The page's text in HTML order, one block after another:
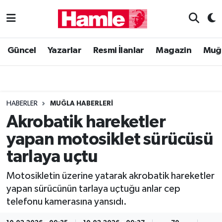
Güncel Yazarlar Resmi İlanlar Magazin
HABERLER MUĞLA HABERLERI
Akrobatik hareketler
yapan motosiklet sürücüsü
tarlaya uçtu
Motosikletin üzerine yatarak akrobatik hareketler
yapan sürücünün tarlaya uçtuğu anlar cep
telefonu kamerasına yansıdı.
Güncel
Magazin
Muğla Haber
Siyaset
Muğla Nöbetçi Eczaneler
Muğla Trafik Yoğunluk Haritası
Süper Lig Puan Durumu ve Fikstür
Tüm Manşetler
Son Dakika Haberleri